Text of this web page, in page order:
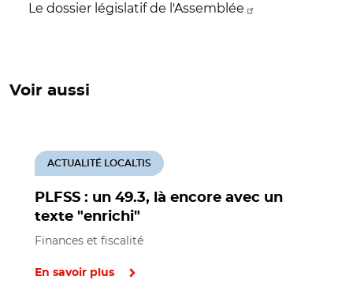
Le dossier législatif de l'Assemblée
Voir aussi
PLFSS : un 49.3, là encore avec un
texte "enrichi"
ACTUALITÉ LOCALTIS
Finances et fiscalité
En savoir plus